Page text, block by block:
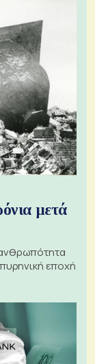
μετά
πυρηνική εποχή